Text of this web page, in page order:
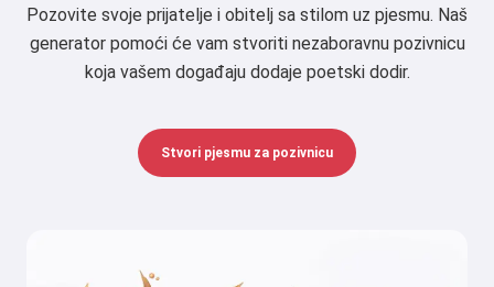
Pozovite svoje prijatelje i obitelj sa stilom uz pjesmu. Naš
generator pomoći će vam stvoriti nezaboravnu pozivnicu
koja vašem događaju dodaje poetski dodir.
Stvori pjesmu za pozivnicu